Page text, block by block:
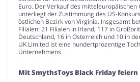
Euro. Der Verkauf des mitteleuropäischen
unterliegt der Zustimmung des US-
östlichen Bezirk von Virginia. Insgesamt
Filialen: 21 Filialen in Irland, 117 in
Deutschland, 16 in Österreich und 10 in
UK Limited ist eine hundertprozentige
Unternehmens.
Mit SmythsToys Black Friday feiern